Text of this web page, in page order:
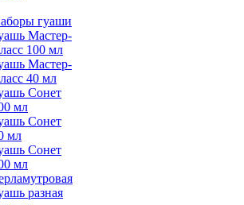
гуаши
Мастер-
100 мл
Мастер-
40 мл
Сонет
мл
Сонет
мл
Сонет
мл
разная